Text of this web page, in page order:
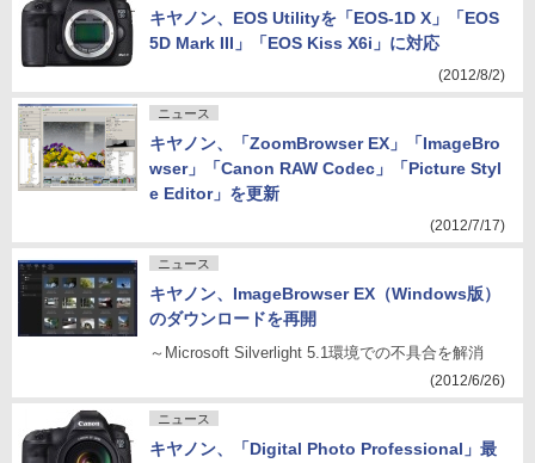
キヤノン、EOS Utilityを「EOS-1D X」「EOS
5D Mark III」「EOS Kiss X6i」に対応
(2012/8/2)
ニュース
キヤノン、「ZoomBrowser EX」「ImageBro
wser」「Canon RAW Codec」「Picture Styl
e Editor」を更新
(2012/7/17)
ニュース
キヤノン、ImageBrowser EX（Windows版）
のダウンロードを再開
～Microsoft Silverlight 5.1環境での不具合を解消
(2012/6/26)
ニュース
キヤノン、「Digital Photo Professional」最